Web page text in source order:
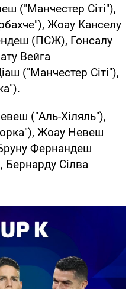
("Манчестер Сіті"),
Жоау Канселу
(ПСЖ), Гонсалу
Вейга
("Манчестер Сіті"),
("Аль-Хіляль"),
Жоау Невеш
Фернандеш
Сілва